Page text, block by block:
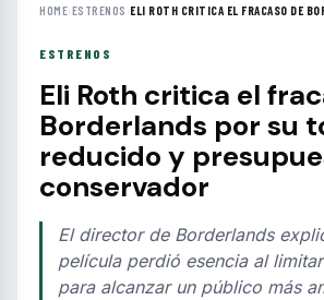
HOME›ESTRENOS ›ELI ROTH CRITICA EL FRACASO DE
ESTRENOS
Eli Roth critica el
Borderlands por su
reducido y
conservador
El director de Borderlands
película perdió esencia al
para alcanzar un público más